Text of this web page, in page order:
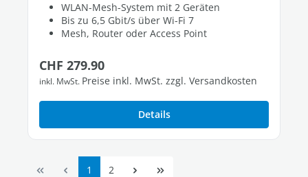
WLAN-Mesh-System mit 2 Geräten
Bis zu 6,5 Gbit/s über Wi-Fi 7
Mesh, Router oder Access Point
Regulärer Preis:
CHF 279.90
inkl. MwSt. Preise inkl. MwSt. zzgl. Versandkosten
Details
Seite
1 Seite
2